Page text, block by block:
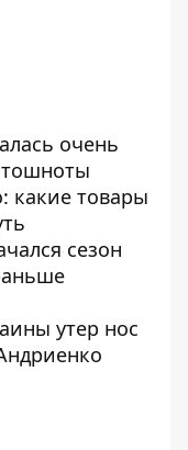
очень
тошноты
какие товары
сезон
утер нос